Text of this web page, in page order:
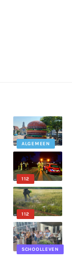
ALGEMEEN
112
112
SCHOOLLEVEN